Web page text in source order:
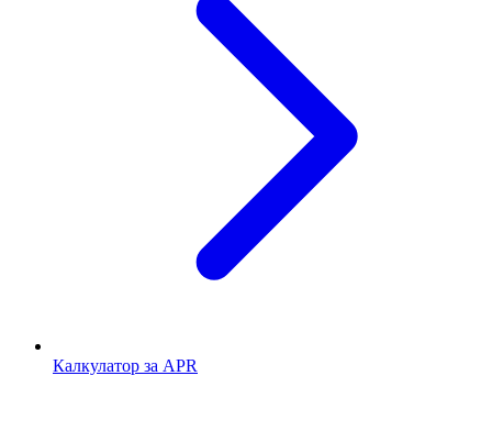
Калкулатор за APR